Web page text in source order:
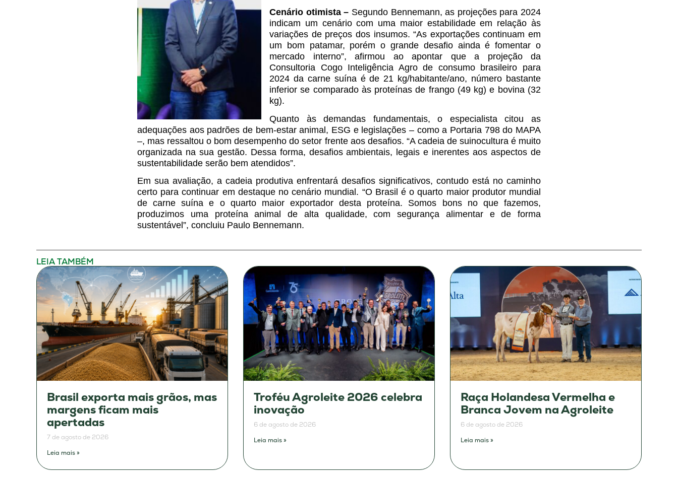
Cenário otimista – Segundo Bennemann, as projeções para 2024
indicam um cenário com uma maior estabilidade em relação às
variações de preços dos insumos. “As exportações continuam em
um bom patamar, porém o grande desafio ainda é fomentar o
mercado interno”, afirmou ao apontar que a projeção da
Consultoria Cogo Inteligência Agro de consumo brasileiro para
2024 da carne suína é de 21 kg/habitante/ano, número bastante
inferior se comparado às proteínas de frango (49 kg) e bovina (32
kg).
Quanto às demandas fundamentais, o especialista citou as
adequações aos padrões de bem-estar animal, ESG e legislações – como a Portaria 798 do MAPA
–, mas ressaltou o bom desempenho do setor frente aos desafios. “A cadeia de suinocultura é muito
organizada na sua gestão. Dessa forma, desafios ambientais, legais e inerentes aos aspectos de
sustentabilidade serão bem atendidos”.
Em sua avaliação, a cadeia produtiva enfrentará desafios significativos, contudo está no caminho
certo para continuar em destaque no cenário mundial. “O Brasil é o quarto maior produtor mundial
de carne suína e o quarto maior exportador desta proteína. Somos bons no que fazemos,
produzimos uma proteína animal de alta qualidade, com segurança alimentar e de forma
sustentável”, concluiu Paulo Bennemann.
LEIA TAMBÉM
Brasil exporta mais grãos, mas
margens ficam mais
apertadas
7 de agosto de 2026
Leia mais »
Troféu Agroleite 2026 celebra
inovação
6 de agosto de 2026
Leia mais »
Raça Holandesa Vermelha e
Branca Jovem na Agroleite
6 de agosto de 2026
Leia mais »